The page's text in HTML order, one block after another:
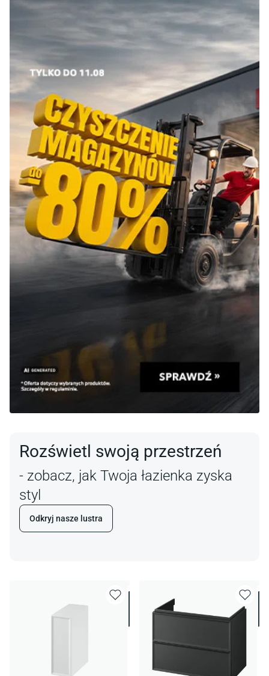
Rozświetl swoją przestrzeń
- zobacz, jak Twoja łazienka zyska
styl
Odkryj nasze lustra